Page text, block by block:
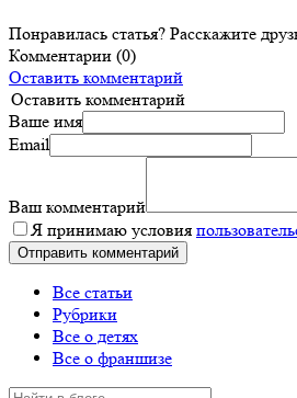
Понравилась статья? Расскажите
Комментарии (0)
Оставить комментарий
Оставить комментарий
Ваше имя
Email
Ваш комментарий
Я принимаю условия
Все статьи
Рубрики
Все о детях
Все о франшизе